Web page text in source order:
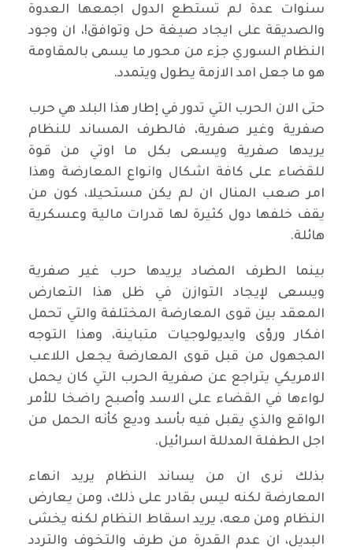
سنوات عدة لم تستطع الدول اجمعها العدوة
والصديقة على ايجاد صيغة حل وتوافق!، ان وجود
النظام السوري جزء من محور ما يسمى بالمقاومة
هو ما جعل امد الازمة يطول ويتمدد.
حتى الان الحرب التي تدور في إطار هذا البلد هي حرب
صفرية وغير صفرية، فالطرف المساند للنظام
يريدها صفرية ويسعى بكل ما اوتي من قوة
للقضاء على كافة اشكال وانواع المعارضة وهذا
امر صعب المنال ان لم يكن مستحيلا، كون من
يقف خلفها دول كثيرة لها قدرات مالية وعسكرية
هائلة.
بينما الطرف المضاد يريدها حرب غير صفرية
ويسعى لإيجاد التوازن في ظل هذا التعارض
المعقد بين قوى المعارضة المختلفة والتي تحمل
افكار ورؤى وايديولوجيات متباينة، وهذا التوجه
المجهول من قبل قوى المعارضة يجعل اللاعب
الامريكي يتراجع عن صفرية الحرب التي كان يحمل
لواءها في القضاء على الاسد وأصبح راضخا للأمر
الواقع والذي يقبل فيه بأسد وديع كأنه الحمل من
اجل الطفلة المدللة اسرائيل.
بذلك نرى ان من يساند النظام يريد انهاء
المعارضة لكنه ليس بقادر على ذلك، ومن يعارض
النظام ومن معه، يريد اسقاط النظام لكنه يخشى
البديل، ان عدم القدرة من طرف والتخوف والتردد